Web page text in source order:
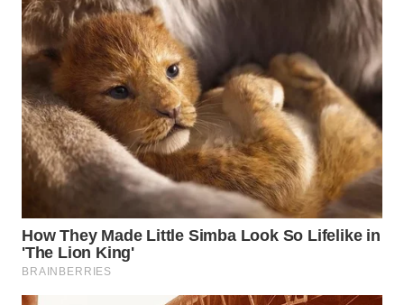
WN
LANGKAT
WN
TAPANULI
SELATAN
WN
LESUNG
WN
KARO